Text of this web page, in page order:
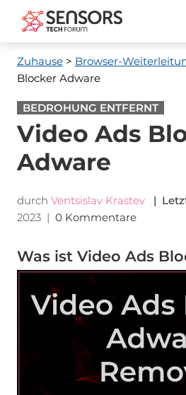
Zuhause> Browser-
Blocker Adware
BEDROHUNG ENTFERNT
Video Ads
Adware
durch Ventsislav Krastev |
2023| 0 Kommentare
Was ist Video Ads